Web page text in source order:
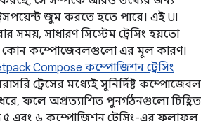
জুম করতে হতে পারে। এই UI
সময়, সাধারণ সিস্টেম ট্রেসিং হয়তো
কোন কম্পোজেবলগুলো এর মূল কারণ।
Compose কম্পোজিশন ট্রেসিং
ট্রেসের মধ্যেই সুনির্দিষ্ট কম্পোজেবল
ফলে অপ্রত্যাশিত পুনর্গঠনগুলো চিহ্নিত